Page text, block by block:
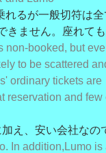
れるが一般切符は
せん。座れても
non-booked, but
to be scattered
tickets are
and few
え、安い会社なの
In addition,Lumo is